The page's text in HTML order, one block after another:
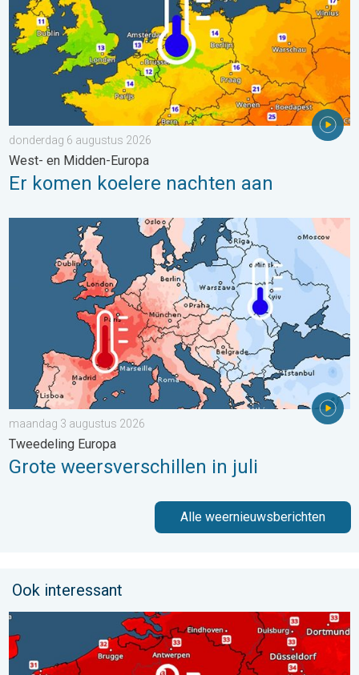
donderdag 6 augustus 2026
West- en Midden-Europa
Er komen koelere nachten aan
Grote weersverschillen in juli. Tweedeling Europa. . .
maandag 3 augustus 2026
Tweedeling Europa
Grote weersverschillen in juli
Alle weernieuwsberichten
Ook interessant
Woensdag bijna overal tropisch warm. Tot maximaal 35